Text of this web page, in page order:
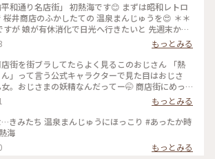
平和通り名店街」 初熱海です😊 まずは昭和レトロ
桜井商店のふかしたての 温泉まんじゅうを😍 ＊＊
すが 娘が有休消化で日光へ行きたいと 先週末から
海〜日光へ母娘旅でした😆 当初那須高原も行こう
が 北関東の寒さを知らず！ 3月いっぱいスノータ
須高原はスキー⛷️❄️ いろは坂は凍結✨ 日曜日からま
節外れの那須高原は諦めて 1日目は熱海で途中下
に 熱海はこの日18℃☀️ 翌日の日光は最低気温氷点
なんとか日光へは行こうと ぽかぽか陽気の熱海か
光へのアップダウン旅の スタートです😆 ♨️ ふかし
まんじゅうは こし餡と黒糖生地の粒あん アッツア
した😍 商店街には美味しそうなお店が たくさん
を求めて路地裏散策へ♪ 行きの新幹線から タイミ
切れた 富士山も綺麗に見えて 幸先のいいスター
もっとみる
街を街ブラしてたらよく見るこのおじさん 「熱
」って言う公式キャラクターで見た目はおじさ
おじさまの妖精なんだってー🤭 商店街にめっ
ちゃったw そんなあつおくんの温泉まん
したてほかほか黒糖まんじゅう。美味しかった😋
スプレーが出てるからちょんまげみたいな姿にな
お散歩♪ 地図
並木まで徒歩で20分ほどとしか書いてなかったの
くのかと思ったら、海に向けてずっと下り坂！
もっとみる
ゅうにほっこり #あったか時
海
もっとみる